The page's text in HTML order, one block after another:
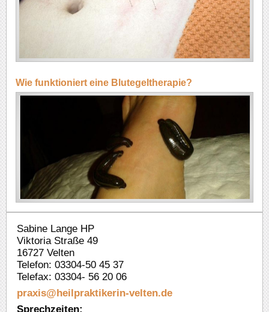
Wie funktioniert eine Blutegeltherapie?
Sabine Lange HP
Viktoria Straße 49
16727 Velten
Telefon: 03304-50 45 37
Telefax: 03304- 56 20 06
praxis@heilpraktikerin-velten.de
Sprechzeiten: